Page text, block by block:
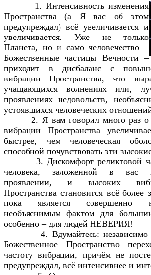
1. Интенсивность изменения
Пространства (а Я вас об этом
предупреждал) всё увеличивается и
увеличивается. Уже не только
Планета, но и само человечество –
Божественные частицы Вечности –
приходит в дисбаланс с
вибрации Пространства, что
учащающихся волнениях или,
проявлениях недовольств,
устоявшихся человеческих
2. Я вам говорил много раз о
вибрации Пространства
быстрее, чем человеческая
способной почувствовать эти
3. Дискомфорт реликтовой
человека, заложенной в вас
проявлении, и высоких
Пространства становится всё более
пока является совершенно
необъяснимым фактом для
особенно – для людей НЕВЕРИЯ!
4. Вдумайтесь: независимо
Божественное Пространство
частоту вибрации, причём не
предупреждал, всё интенсивнее и